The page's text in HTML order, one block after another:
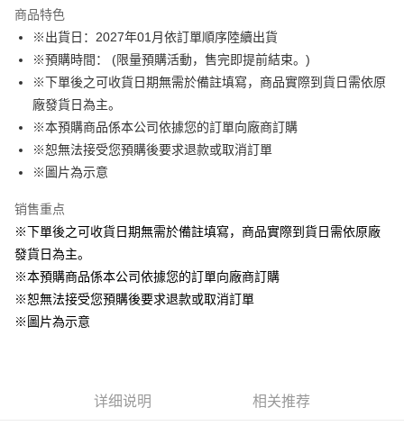
悠遊付
Google Pay
ATM付款
运送方式
預購訂單-宅配專用(🔺不同預購月份建議分開結帳，避免整筆訂單等
每笔NT$100，满NT$1,300(含以上)免运费
預購訂單-離島宅配專用-(澎湖/金門/馬祖)(🔺不同預購月份建議分開
結帳，避免整筆訂單等超久)
每笔NT$220
商品特色
※出貨日：2027年01月依訂單順序陸續出貨
※預購時間： (限量預購活動，售完即提前結束。)
※下單後之可收貨日期無需於備註填寫，商品實際到貨日需依原
廠發貨日為主。
※本預購商品係本公司依據您的訂單向廠商訂購
※恕無法接受您預購後要求退款或取消訂單
※圖片為示意
销售重点
※下單後之可收貨日期無需於備註填寫，商品實際到貨日需依原廠
發貨日為主。
※本預購商品係本公司依據您的訂單向廠商訂購
※恕無法接受您預購後要求退款或取消訂單
※圖片為示意
详细说明 相关推荐